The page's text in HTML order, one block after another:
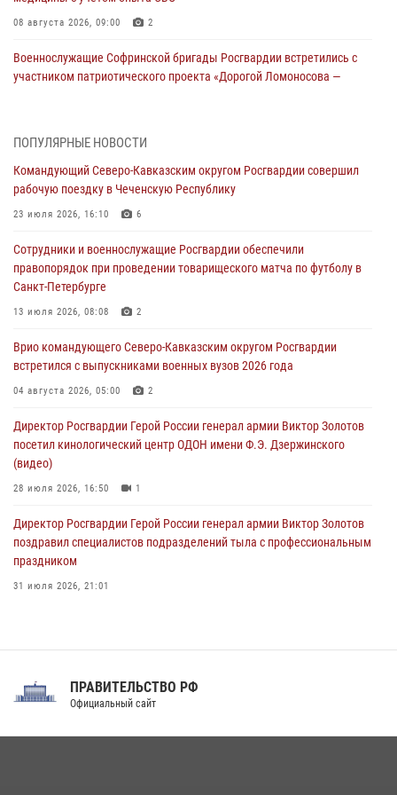
08 августа 2026, 09:00 2
Военнослужащие Софринской бригады Росгвардии встретились с
участником патриотического проекта «Дорогой Ломоносова —
Кузбассе
08 августа 2026, 07:00
настольному теннису ко Дню физкультурника
08 августа 2026, 07:00
ОМОН «Ойрат» Управления Росгвардии по Республике Калмыкия
08 августа 2026, 07:00
В Москве росгвардейцы оказали помощь медикам и девушке с
08 августа 2026, 06:32 1
ПОПУЛЯРНЫЕ НОВОСТИ
Командующий Северо-Кавказским округом Росгвардии совершил
рабочую поездку в Чеченскую Республику
23 июля 2026, 16:10 6
Сотрудники и военнослужащие Росгвардии обеспечили
правопорядок при проведении товарищеского матча по футболу в
Санкт-Петербурге
13 июля 2026, 08:08 2
Врио командующего Северо-Кавказским округом Росгвардии
встретился с выпускниками военных вузов 2026 года
04 августа 2026, 05:00 2
Директор Росгвардии Герой России генерал армии Виктор Золотов
посетил кинологический центр ОДОН имени Ф.Э. Дзержинского
(видео)
28 июля 2026, 16:50 1
Директор Росгвардии Герой России генерал армии Виктор Золотов
поздравил специалистов подразделений тыла с профессиональным
праздником
31 июля 2026, 21:01
Праздник «Один день с Росгвардией» к 105-летию Центрального
ПРАВИТЕЛЬСТВО РФ
Официальный сайт